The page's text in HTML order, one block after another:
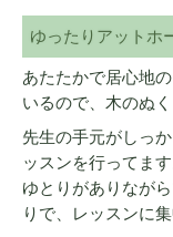
ゆったりアットホ
あたたかで居心地
いるので、木のぬ
先生の手元がしっ
ッスンを行ってます
ゆとりがありなが
りで、レッスンに